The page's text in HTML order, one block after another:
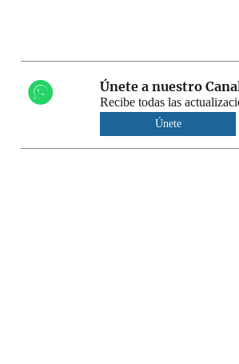
Únete a nuestro
Recibe todas las
Únete